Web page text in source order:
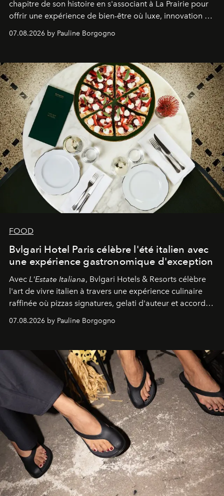
chapitre de son histoire en s'associant à La Prairie pour
offrir une expérience de bien-être où luxe, innovation et
expertise se rencontrent.
07.08.2026 by Pauline Borgogno
FOOD
Bvlgari Hotel Paris célèbre l'été italien avec
une expérience gastronomique d'exception
Avec L'Estate Italiana, Bvlgari Hotels & Resorts célèbre
l'art de vivre italien à travers une expérience culinaire
raffinée où pizzas signatures, gelati d'auteur et accords
d'exception composent un véritable voyage sensoriel.
07.08.2026 by Pauline Borgogno